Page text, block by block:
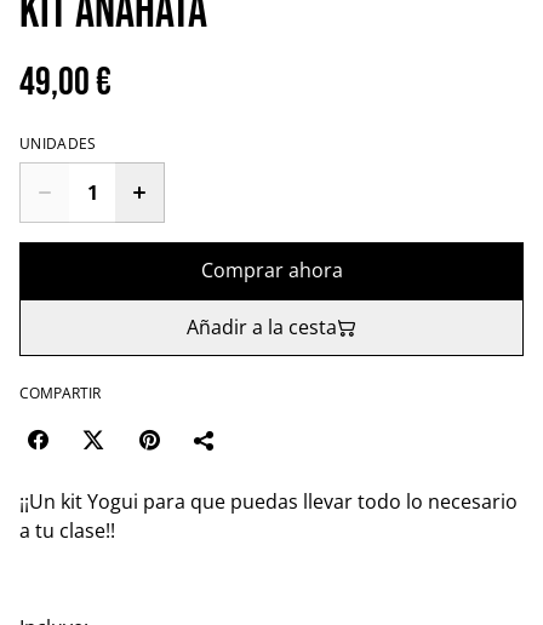
Kit Anahata
49,00 €
UNIDADES
Comprar ahora
Añadir a la cesta
COMPARTIR
¡¡Un kit Yogui para que puedas llevar todo lo necesario
a tu clase!!